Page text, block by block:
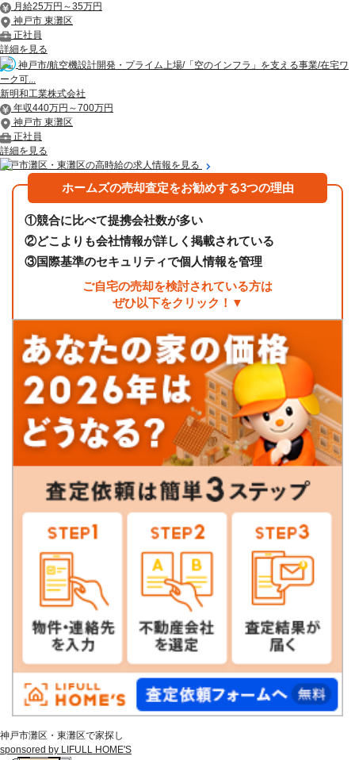
月給25万円～35万円
神戸市 東灘区
正社員
詳細を見る
神戸市/航空機設計開発・プライム上場/「空のインフラ」を支える事業/在宅ワ
ーク可...
新明和工業株式会社
年収440万円～700万円
神戸市 東灘区
正社員
詳細を見る
神戸市灘区・東灘区の高時給の求人情報を見る
ホームズの売却査定をお勧めする3つの理由
①競合に比べて提携会社数が多い
②どこよりも会社情報が詳しく掲載されている
③国際基準のセキュリティで個人情報を管理
ご自宅の売却を検討されている方は
ぜひ以下をクリック！▼
神戸市灘区・東灘区で家探し
sponsored by LIFULL HOME'S